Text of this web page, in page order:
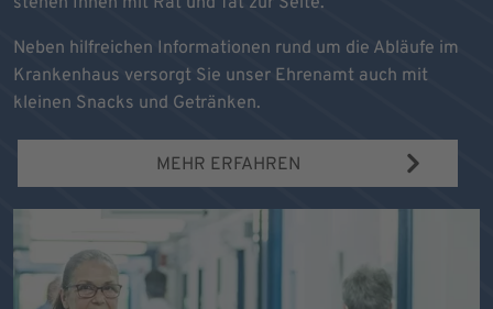
Neben hilfreichen Informationen rund um die Abläufe im
Krankenhaus versorgt Sie unser Ehrenamt auch mit
kleinen Snacks und Getränken.
MEHR ERFAHREN